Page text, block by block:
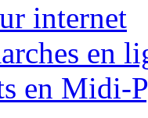
internet
en
en Midi-